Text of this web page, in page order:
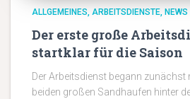
ALLGEMEINES ARBEITSDIENSTE NEWS
Der erste große
startklar für die Saison
Der Arbeitsdienst begann zunächst
beiden großen Sandhaufen hinter